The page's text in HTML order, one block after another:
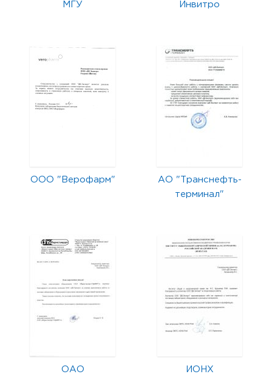
МГУ Инвитро
ООО "Верофарм"
АО "Транснефть-
терминал"
ОАО
ИОНХ